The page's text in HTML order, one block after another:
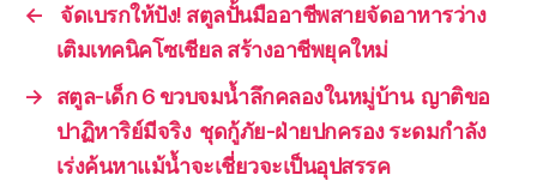
←
จัดเบรกให้ปัง! สตูลปั้นมืออาชีพสายจัดอาหารว่าง
เติมเทคนิคโซเชียล สร้างอาชีพยุคใหม่
→
สตูล-เด็ก 6 ขวบจมน้ำลึกคลองในหมู่บ้าน ญาติขอ
ปาฏิหาริย์มีจริง ชุดกู้ภัย-ฝ่ายปกครอง ระดมกำลัง
เร่งค้นหาแม้น้ำจะเชี่ยวจะเป็นอุปสรรค